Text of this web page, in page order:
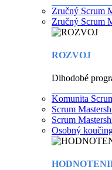
Zručný Scrum
Zručný Scrum
ROZVOJ
Dlhodobé
Komunita
Scrum
Scrum
Osobný